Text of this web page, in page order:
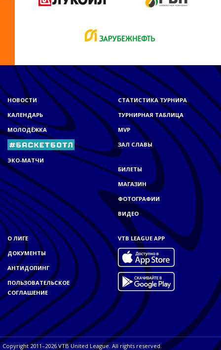
НОВОСТИ
КАЛЕНДАРЬ
МОЛОДЁЖКА
ЭКО-МАТЧИ
СТАТИСТИКА ТУРНИРА
ТУРНИРНАЯ ТАБЛИЦА
MVP
ЗАЛ СЛАВЫ
БИЛЕТЫ
МАГАЗИН
ФОТОГРАФИИ
ВИДЕО
О ЛИГЕ
ДОКУМЕНТЫ
АНТИДОПИНГ
ПОЛЬЗОВАТЕЛЬСКОЕ
СОГЛАШЕНИЕ
VTB LEAGUE APP
Copyright 2011–2026 VTB United League. All rights reserved.